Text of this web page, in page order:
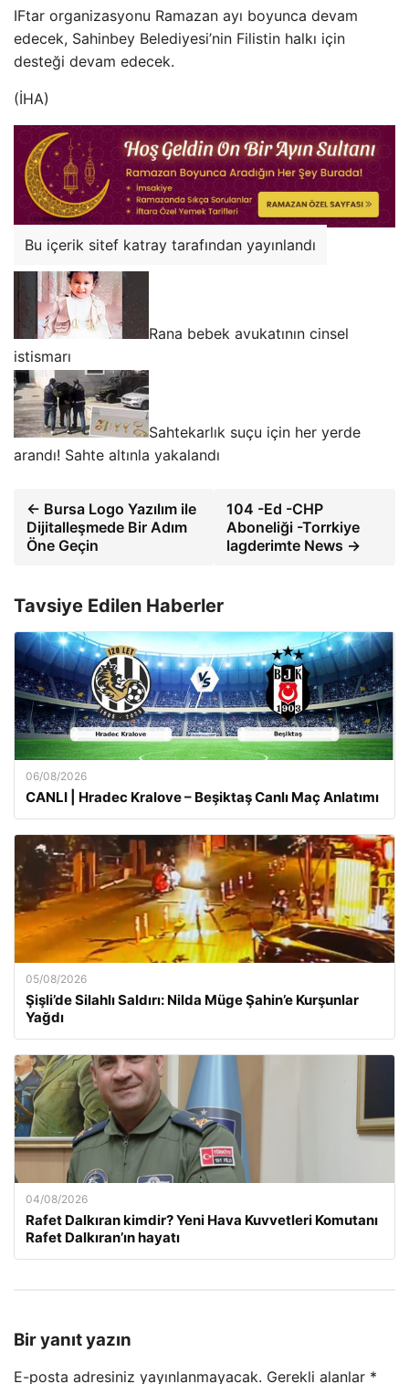
IFtar organizasyonu Ramazan ayı boyunca devam
edecek, Sahinbey Belediyesi’nin Filistin halkı için
desteği devam edecek.
(İHA)
Bu içerik sitef katray tarafından yayınlandı
Rana bebek avukatının cinsel
istismarı
Sahtekarlık suçu için her yerde
arandı! Sahte altınla yakalandı
← Bursa Logo Yazılım ile
Dijitalleşmede Bir Adım
Öne Geçin
104 -Ed -CHP
Aboneliği -Torrkiye
lagderimte News →
Tavsiye Edilen Haberler
06/08/2026
CANLI | Hradec Kralove – Beşiktaş Canlı Maç Anlatımı
05/08/2026
Şişli’de Silahlı Saldırı: Nilda Müge Şahin’e Kurşunlar
Yağdı
04/08/2026
Rafet Dalkıran kimdir? Yeni Hava Kuvvetleri Komutanı
Rafet Dalkıran’ın hayatı
Bir yanıt yazın
E-posta adresiniz yayınlanmayacak. Gerekli alanlar *